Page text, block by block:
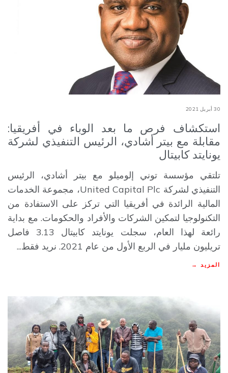
30 أبريل 2021
استكشاف فرص ما بعد الوباء في أفريقيا:
مقابلة مع بيتر أشادي، الرئيس التنفيذي لشركة
يونايتد كابيتال
تلتقي مؤسسة توني إلوميلو مع بيتر أشادي، الرئيس
التنفيذي لشركة United Capital Plc، مجموعة الخدمات
المالية الرائدة في أفريقيا التي تركز على الاستفادة من
التكنولوجيا لتمكين الشركات والأفراد والحكومات. مع بداية
رائعة لهذا العام، سجلت يونايتد كابيتال 3.13 فاصل
تريليون مليار في الربع الأول من عام 2021. نريد فقط...
المزيد →